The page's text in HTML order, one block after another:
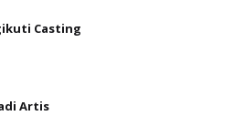
Casting
Artis